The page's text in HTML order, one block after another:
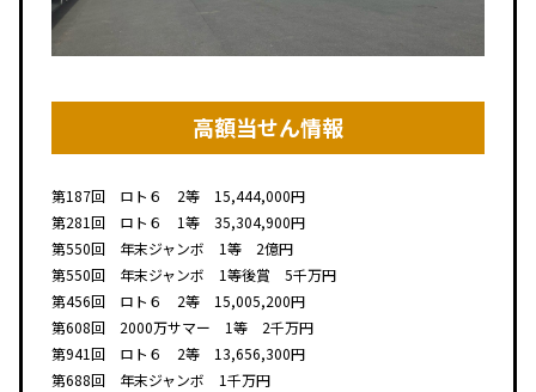
高額当せん情報
第187回 ロト６ 2等 15,444,000円
第281回 ロト６ 1等 35,304,900円
第550回 年末ジャンボ 1等 2億円
第550回 年末ジャンボ 1等後賞 5千万円
第456回 ロト６ 2等 15,005,200円
第608回 2000万サマー 1等 2千万円
第941回 ロト６ 2等 13,656,300円
第688回 年末ジャンボ 1千万円